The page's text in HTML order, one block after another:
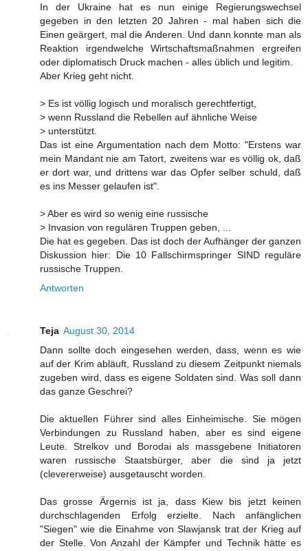
In der Ukraine hat es nun einige Regierungswechsel
gegeben in den letzten 20 Jahren - mal haben sich die
Einen geärgert, mal die Anderen. Und dann konnte man als
Reaktion irgendwelche Wirtschaftsmaßnahmen ergreifen
oder diplomatisch Druck machen - alles üblich und legitim.
Aber Krieg geht nicht.
> Es ist völlig logisch und moralisch gerechtfertigt,
> wenn Russland die Rebellen auf ähnliche Weise
> unterstützt.
Das ist eine Argumentation nach dem Motto: "Erstens war
mein Mandant nie am Tatort, zweitens war es völlig ok, daß
er dort war, und drittens war das Opfer selber schuld, daß
es ins Messer gelaufen ist".
> Aber es wird so wenig eine russische
> Invasion von regulären Truppen geben, ...
Die hat es gegeben. Das ist doch der Aufhänger der ganzen
Diskussion hier: Die 10 Fallschirmspringer SIND reguläre
russische Truppen.
Antworten
Teja August 30, 2014
Dann sollte doch eingesehen werden, dass, wenn es wie
auf der Krim abläuft, Russland zu diesem Zeitpunkt niemals
zugeben wird, dass es eigene Soldaten sind. Was soll dann
das ganze Geschrei?
Die aktuellen Führer sind alles Einheimische. Sie mögen
Verbindungen zu Russland haben, aber es sind eigene
Leute. Strelkov und Borodai als massgebene Initiatoren
waren russische Staatsbürger, aber die sind ja jetzt
(clevererweise) ausgetauscht worden.
Das grosse Ärgernis ist ja, dass Kiew bis jetzt keinen
durchschlagenden Erfolg erzielte. Nach anfänglichen
"Siegen" wie die Einahme von Slawjansk trat der Krieg auf
der Stelle. Von Anzahl der Kämpfer und Technik hätte es